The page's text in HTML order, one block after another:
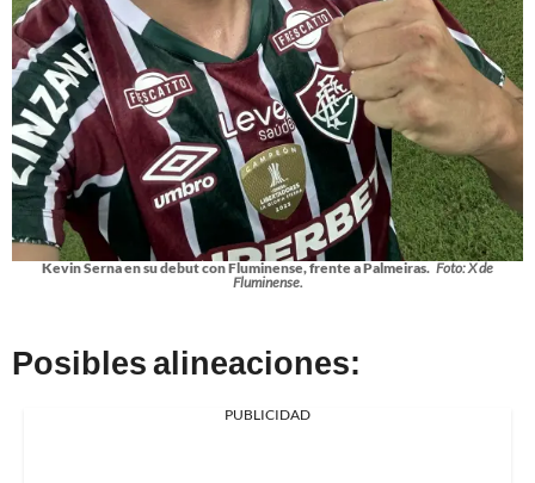
Kevin Serna en su debut con Fluminense, frente a Palmeiras. Foto: X de
Fluminense.
Posibles alineaciones:
PUBLICIDAD